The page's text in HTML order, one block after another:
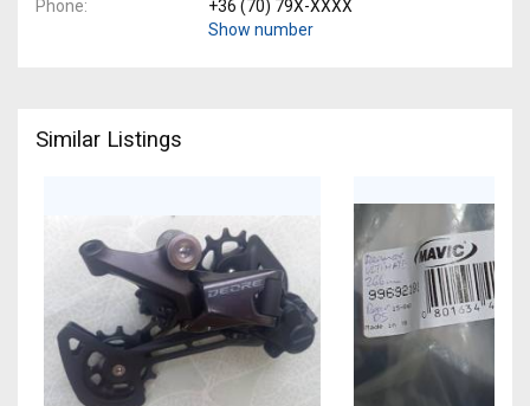
Phone
+36 (70) 79X-XXXX
Show number
Similar Listings